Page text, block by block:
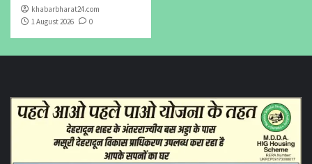
khabarbharat24.com
1 August 2026
0